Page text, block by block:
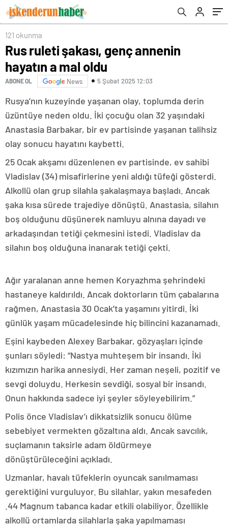
121 okunma
Rus ruleti şakası, genç annenin
hayatın a mal oldu
ABONE OL News 5 Şubat 2025 12:03
Rusya’nın kuzeyinde yaşanan olay, toplumda derin
üzüntüye neden oldu. İki çocuğu olan 32 yaşındaki
Anastasia Barbakar, bir ev partisinde yaşanan talihsiz
olay sonucu hayatını kaybetti.
25 Ocak akşamı düzenlenen ev partisinde, ev sahibi
Vladislav (34) misafirlerine yeni aldığı tüfeği gösterdi.
Alkollü olan grup silahla şakalaşmaya başladı. Ancak
şaka kısa sürede trajediye dönüştü. Anastasia, silahın
boş olduğunu düşünerek namluyu alnına dayadı ve
arkadaşından tetiği çekmesini istedi. Vladislav da
silahın boş olduğuna inanarak tetiği çekti.
Ağır yaralanan anne hemen Koryazhma şehrindeki
hastaneye kaldırıldı. Ancak doktorların tüm çabalarına
rağmen, Anastasia 30 Ocak’ta yaşamını yitirdi. İki
günlük yaşam mücadelesinde hiç bilincini kazanamadı.
Eşini kaybeden Alexey Barbakar, gözyaşları içinde
şunları söyledi: “Nastya muhteşem bir insandı. İki
kızımızın harika annesiydi. Her zaman neşeli, pozitif ve
sevgi doluydu. Herkesin sevdiği, sosyal bir insandı.
Onun hakkında sadece iyi şeyler söyleyebilirim.”
Polis önce Vladislav’ı dikkatsizlik sonucu ölüme
sebebiyet vermekten gözaltına aldı. Ancak savcılık,
suçlamanın taksirle adam öldürmeye
dönüştürüleceğini açıkladı.
Uzmanlar, havalı tüfeklerin oyuncak sanılmaması
gerektiğini vurguluyor. Bu silahlar, yakın mesafeden
.44 Magnum tabanca kadar etkili olabiliyor. Özellikle
alkollü ortamlarda silahlarla şaka yapılmaması